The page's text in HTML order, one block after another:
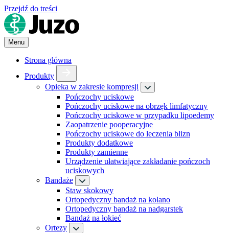
Przejdź do treści
Menu
Strona główna
Produkty
Opieka w zakresie kompresji
Pończochy uciskowe
Pończochy uciskowe na obrzęk limfatyczny
Pończochy uciskowe w przypadku lipoedemy
Zaopatrzenie pooperacyjne
Pończochy uciskowe do leczenia blizn
Produkty dodatkowe
Produkty zamienne
Urządzenie ułatwiające zakładanie pończoch
uciskowych
Bandaże
Staw skokowy
Ortopedyczny bandaż na kolano
Ortopedyczny bandaż na nadgarstek
Bandaż na łokieć
Ortezy